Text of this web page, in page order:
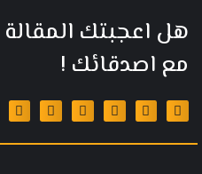
هل اعجبتك
مع اصدقائك !